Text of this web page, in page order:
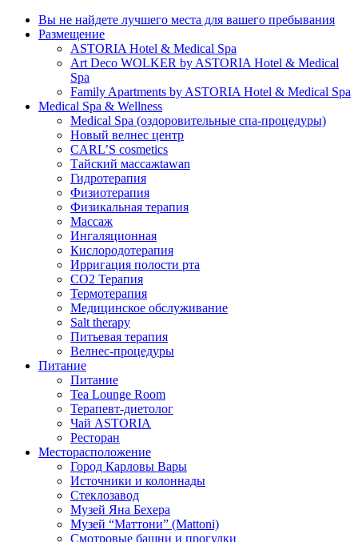
Вы не найдете лучшего места для вашего пребывания
Размещение
ASTORIA Hotel & Medical Spa
Art Deco WOLKER by ASTORIA Hotel & Medical
Spa
Family Apartments by ASTORIA Hotel & Medical Spa
Medical Spa & Wellness
Medical Spa (оздоровительные спа-процедуры)
Новый велнес центр
CARL’S cosmetics
Тайский массажtawan
Гидротерапия
Физиотерапия
Физикальная терапия
Массаж
Ингаляционная
Кислородотерапия
Ирригация полости рта
CO2 Терапия
Термотерапия
Медицинское обслуживание
Salt therapy
Питьевая терапия
Велнес-процедуры
Питание
Питание
Tea Lounge Room
Терапевт-диетолог
Чай ASTORIA
Ресторан
Месторасположение
Город Карловы Вары
Источники и колоннады
Стеклозавод
Музей Яна Бехера
Музей “Маттони” (Mattoni)
Смотровые башни и прогулки